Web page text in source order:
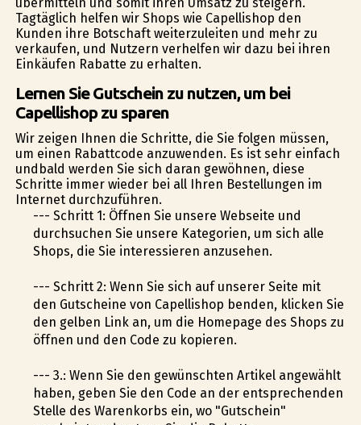
Tagtäglich helfen wir Shops wie Capellishop den
Kunden ihre Botschaft weiterzuleiten und mehr zu
verkaufen, und Nutzern verhelfen wir dazu bei ihren
Einkäufen Rabatte zu erhalten.
Lernen Sie Gutschein zu nutzen, um bei
Capellishop zu sparen
Wir zeigen Ihnen die Schritte, die Sie folgen müssen,
um einen Rabattcode anzuwenden. Es ist sehr einfach
undbald werden Sie sich daran gewöhnen, diese
Schritte immer wieder bei all Ihren Bestellungen im
Internet durchzuführen.
--- Schritt 1: Öffnen Sie unsere Webseite und
durchsuchen Sie unsere Kategorien, um sich alle
Shops, die Sie interessieren anzusehen.
--- Schritt 2: Wenn Sie sich auf unserer Seite mit
den Gutscheine von Capellishop befinden, klicken Sie
den gelben Link an, um die Homepage des Shops zu
öffnen und den Code zu kopieren.
--- 3.: Wenn Sie den gewünschten Artikel angewählt
haben, geben Sie den Code an der entsprechenden
Stelle des Warenkorbs ein, wo "Gutschein"